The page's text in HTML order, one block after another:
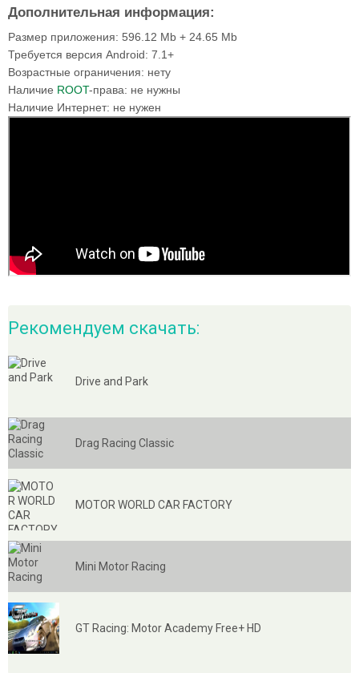
Дополнительная информация:
Размер приложения: 596.12 Mb + 24.65 Mb
Требуется версия Android: 7.1+
Возрастные ограничения: нету
Наличие ROOT-права: не нужны
Наличие Интернет: не нужен
Рекомендуем скачать:
Drive and Park
Drag Racing Classic
MOTOR WORLD CAR FACTORY
Mini Motor Racing
GT Racing: Motor Academy Free+ HD